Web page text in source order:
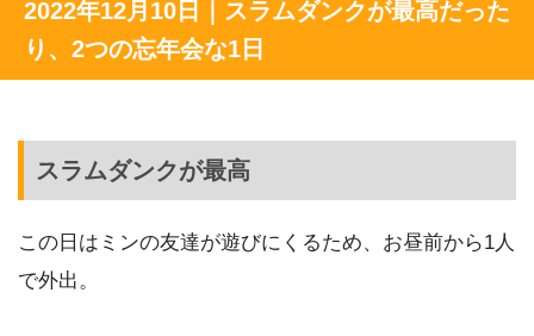
2022年12月10日｜スラムダンクが最高だった
り、2つの忘年会な1日
スラムダンクが最高
この日はミンの友達が遊びにくるため、お昼前から1人
で外出。